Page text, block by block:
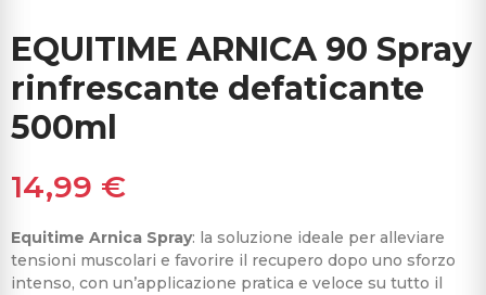
EQUITIME ARNICA 90 Spray
rinfrescante defaticante
500ml
14,99 €
Equitime Arnica Spray: la soluzione ideale per alleviare
tensioni muscolari e favorire il recupero dopo uno sforzo
intenso, con un’applicazione pratica e veloce su tutto il